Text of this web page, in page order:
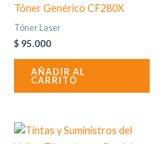
Tóner Genérico CF280X
Tóner Laser
$ 95.000
AÑADIR AL
CARRITO